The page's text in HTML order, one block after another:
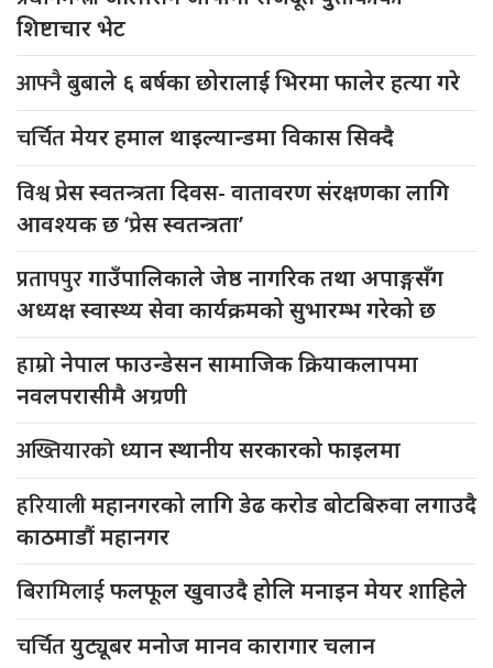
शिष्टाचार भेट
आफ्नैबुबाले ६ बर्षका छोरालाई भिरमा फालेर हत्या गरे
चर्चितमेयर हमाल थाइल्यान्डमा विकास सिक्दै
विश्वप्रेस स्वतन्त्रता दिवस- वातावरण संरक्षणका लागि
आवश्यक छ ‘प्रेस स्वतन्त्रता’
प्रतापपुरगाउँपालिकाले जेष्ठ नागरिक तथा अपाङ्गसँग
अध्यक्ष स्वास्थ्य सेवा कार्यक्रमको सुभारम्भ गरेको छ
हाम्रोनेपाल फाउन्डेसन सामाजिक क्रियाकलापमा
नवलपरासीमै अग्रणी
अख्तियारको ध्यान स्थानीय सरकारको फाइलमा
हरियालीमहानगरको लागि डेढ करोड बोटबिरुवा लगाउदै
काठमाडौं महानगर
बिरामिलाईफलफूल खुवाउदै होलि मनाइन मेयर शाहिले
चर्चितयुट्यूबर मनोज मानव कारागार चलान